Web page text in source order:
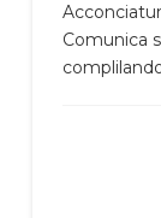
Comunica